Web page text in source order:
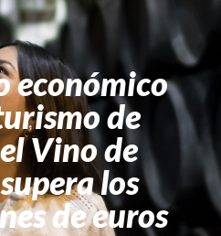
económico
de
Vino de
los
de euros